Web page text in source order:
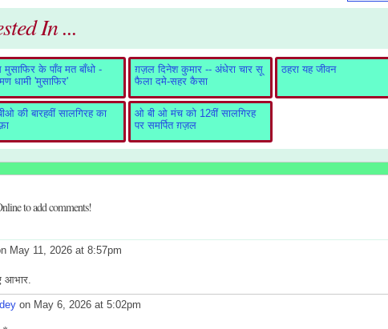
In ...
के पाँव मत बाँधो -
धामी 'मुसाफिर'
ग़ज़ल दिनेश कुमार -- अंधेरा चार सू
फैला दमे-सहर कैसा
ठहरा यह जीवन
की बारहवीं सालगिरह का
ओ बी ओ मंच को 12वीं सालगिरह
पर समर्पित ग़ज़ल
to add comments!
May 11, 2026 at 8:57pm
आभार.
on May 6, 2026 at 5:02pm